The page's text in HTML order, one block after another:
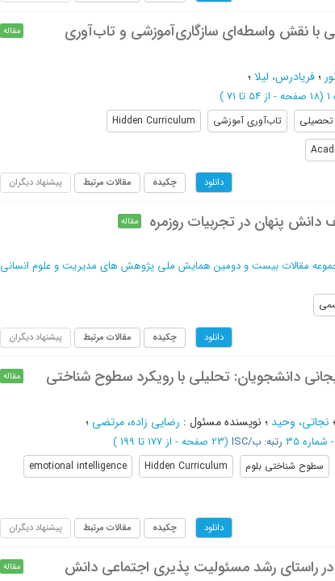
با نقش واسطه‌ای سازگاری‌آموزشی و تاب‌آوری
مقاله
؛فریادرس، لیلا؛
(‎18 صفحه - از 54 تا 71 )
تحصیلی تاب‌آوری آموزشی
Hidden Curriculum
دانلود چکیده مقالات مرتبط پیشنهاد دیگران
دانش پنهان در تجربیات روزمره مقاله
مقالات بیست و دومین همایش ملی پژوهش های مدیریت و علوم انسانی
دانلود چکیده مقالات مرتبط پیشنهاد دیگران
دانشجویان: تحلیلی با رویکرد سطوح شناختی
مقاله
؛ نجاتی، وحید ؛ نویسنده مسئول : رضایی زاده، مرتضی ؛
رتبه: ب/ISC (‎23 صفحه - از 177 تا 199 )
سطوح شناختی بلوم Hidden Curriculum
emotional intelligence
دانلود چکیده مقالات مرتبط پیشنهاد دیگران
در راستای رشد مسئولیت پذیری اجتماعی دانش
مقاله